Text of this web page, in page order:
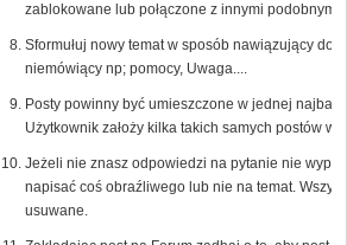
zablokowane lub połączone z innymi podobnymi
Sformułuj nowy temat w sposób nawiązujący do
niemówiący np; pomocy, Uwaga....
Posty powinny być umieszczone w jednej
Użytkownik założy kilka takich samych postów
Jeżeli nie znasz odpowiedzi na pytanie nie
napisać coś obraźliwego lub nie na temat.
usuwane.